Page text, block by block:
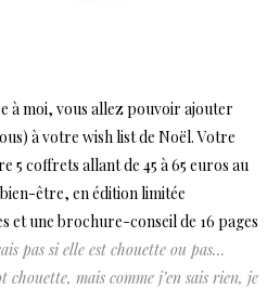
à moi, vous allez pouvoir ajouter
à votre wish list de Noël. Votre
5 coffrets allant de 45 à 65 euros au
être, en édition limitée
et une brochure-conseil de 16 pages
pas si elle est chouette ou pas…
chouette, mais comme j’en sais rien, je